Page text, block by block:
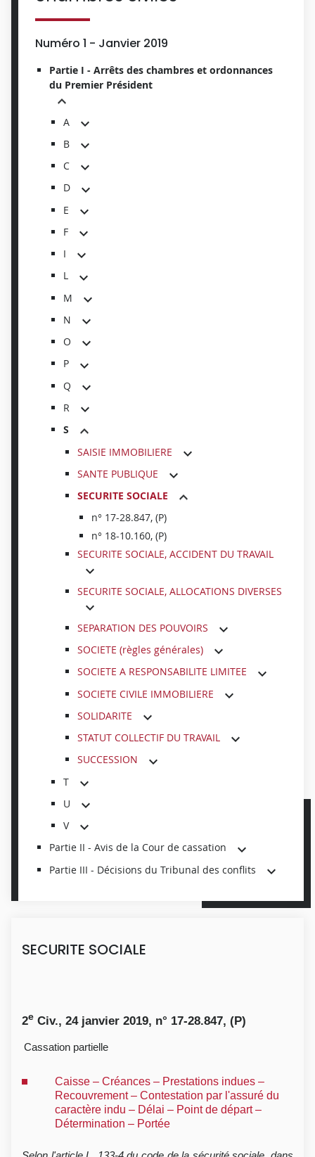
Numéro 1 - Janvier 2019
Partie I - Arrêts des chambres et ordonnances
du Premier Président
A
B
C
D
E
F
I
L
M
N
O
P
Q
R
S
SAISIE IMMOBILIERE
SANTE PUBLIQUE
SECURITE SOCIALE
n° 17-28.847, (P)
n° 18-10.160, (P)
SECURITE SOCIALE, ACCIDENT DU TRAVAIL
SECURITE SOCIALE, ALLOCATIONS DIVERSES
SEPARATION DES POUVOIRS
SOCIETE (règles générales)
SOCIETE A RESPONSABILITE LIMITEE
SOCIETE CIVILE IMMOBILIERE
SOLIDARITE
STATUT COLLECTIF DU TRAVAIL
SUCCESSION
T
U
V
Partie II - Avis de la Cour de cassation
Partie III - Décisions du Tribunal des conflits
SECURITE SOCIALE
2e Civ., 24 janvier 2019, n° 17-28.847, (P)
Cassation partielle
Caisse – Créances – Prestations indues –
Recouvrement – Contestation par l'assuré du
caractère indu – Délai – Point de départ –
Détermination – Portée